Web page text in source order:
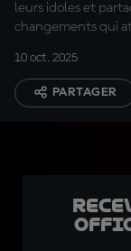
leurs idoles et
changements qui
10 oct. 2025
PARTAGER